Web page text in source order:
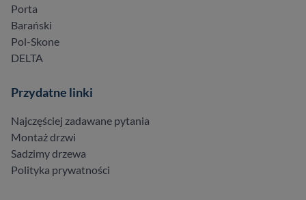
Porta
Barański
Pol-Skone
DELTA
Przydatne linki
Najczęściej zadawane pytania
Montaż drzwi
Sadzimy drzewa
Polityka prywatności